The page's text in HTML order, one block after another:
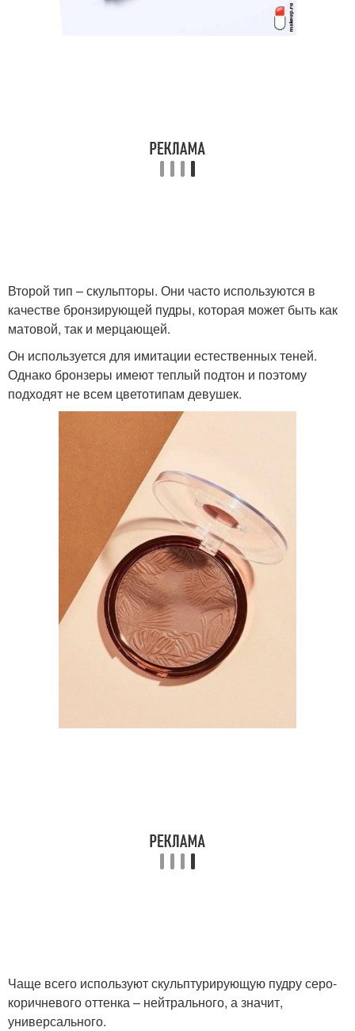
Второй тип – скульпторы. Они часто используются в
качестве бронзирующей пудры, которая может быть как
матовой, так и мерцающей.
Он используется для имитации естественных теней.
Однако бронзеры имеют теплый подтон и поэтому
подходят не всем цветотипам девушек.
Чаще всего используют скульптурирующую пудру серо-
коричневого оттенка – нейтрального, а значит,
универсального.